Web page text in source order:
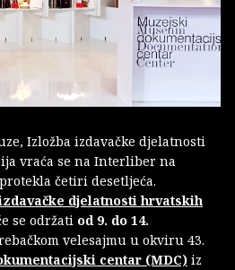
Izložba izdavačke djelatnosti
vraća se na Interliber na
četiri desetljeća.
djelatnosti hrvatskih
se održati od 9. do 14.
velesajmu u okviru 43.
centar (MDC) iz